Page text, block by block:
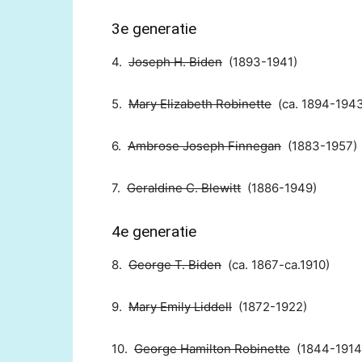
3e generatie
4. Joseph H. Biden (1893-1941)
5. Mary Elizabeth Robinette (ca. 1894-
6. Ambrose Joseph Finnegan (1883-1957)
7. Geraldine C. Blewitt (1886-1949)
4e generatie
8. George T. Biden (ca. 1867-ca.1910)
9. Mary Emily Liddell (1872-1922)
10. George Hamilton Robinette (1844-